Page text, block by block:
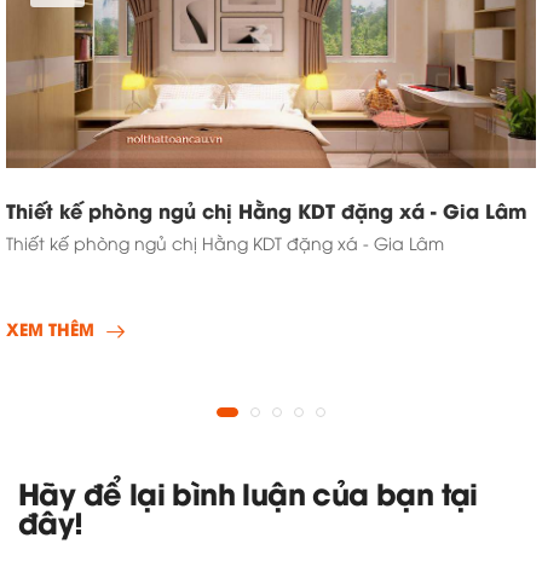
Thiết kế phòng ngủ chị Hằng KDT đặng xá - Gia Lâm
Thiết kế phòng ngủ chị Hằng KDT đặng xá - Gia Lâm
XEM THÊM
Hãy để lại bình luận của bạn tại
đây!